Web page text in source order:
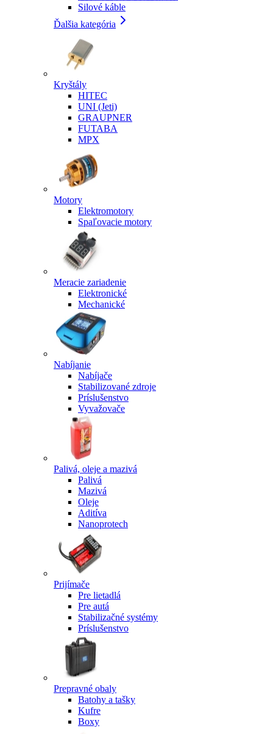
Silové káble
Ďalšia kategória
Kryštály
HITEC
UNI (Jeti)
GRAUPNER
FUTABA
MPX
Motory
Elektromotory
Spaľovacie motory
Meracie zariadenie
Elektronické
Mechanické
Nabíjanie
Nabíjače
Stabilizované zdroje
Príslušenstvo
Vyvažovače
Palivá, oleje a mazivá
Palivá
Mazivá
Oleje
Aditíva
Nanoprotech
Prijímače
Pre lietadlá
Pre autá
Stabilizačné systémy
Príslušenstvo
Prepravné obaly
Batohy a tašky
Kufre
Boxy